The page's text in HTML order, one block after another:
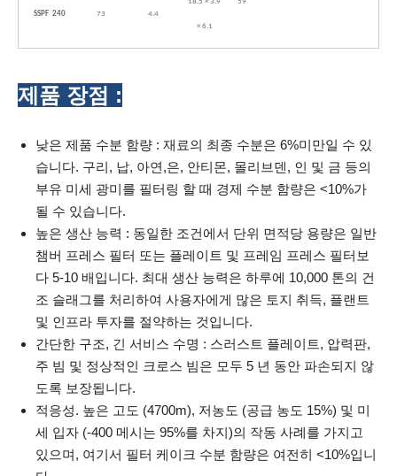
SSPF 240 73 4.4
× 6.1
제품 장점 :
낮은 제품 수분 함량 : 재료의 최종 수분은 6%미만일 수 있
습니다. 구리, 납, 아연,은, 안티몬, 몰리브덴, 인 및 금 등의
부유 미세 광미를 필터링 할 때 경제 수분 함량은 <10%가
될 수 있습니다.
높은 생산 능력 : 동일한 조건에서 단위 면적당 용량은 일반
챔버 프레스 필터 또는 플레이트 및 프레임 프레스 필터보
다 5-10 배입니다. 최대 생산 능력은 하루에 10,000 톤의 건
조 슬래그를 처리하여 사용자에게 많은 토지 취득, 플랜트
및 인프라 투자를 절약하는 것입니다.
간단한 구조, 긴 서비스 수명 : 스러스트 플레이트, 압력판,
주 빔 및 정상적인 크로스 빔은 모두 5 년 동안 파손되지 않
도록 보장됩니다.
적응성. 높은 고도 (4700m), 저농도 (공급 농도 15%) 및 미
세 입자 (-400 메시는 95%를 차지)의 작동 사례를 가지고
있으며, 여기서 필터 케이크 수분 함량은 여전히 ​​<10%입니